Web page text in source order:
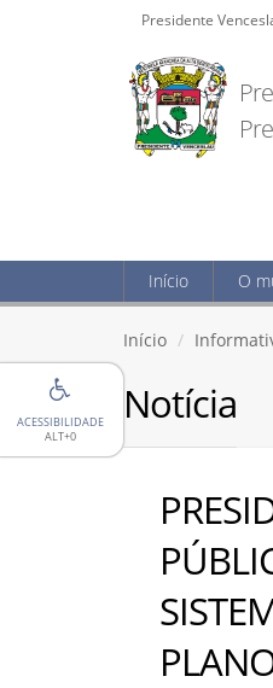
ACESSIBILIDADE
ALT+0
Presidente
Início O
Início
Notícia